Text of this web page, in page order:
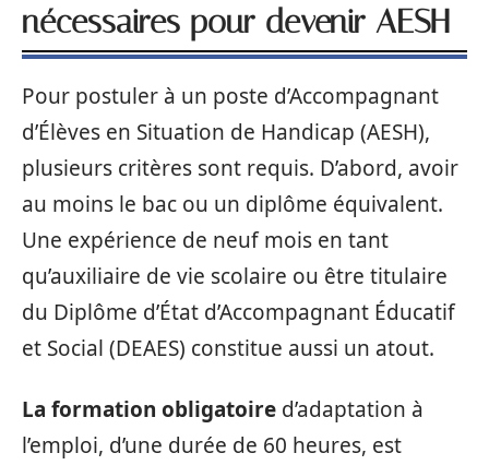
nécessaires pour devenir AESH
Pour postuler à un poste d’Accompagnant
d’Élèves en Situation de Handicap (AESH),
plusieurs critères sont requis. D’abord, avoir
au moins le bac ou un diplôme équivalent.
Une expérience de neuf mois en tant
qu’auxiliaire de vie scolaire ou être titulaire
du Diplôme d’État d’Accompagnant Éducatif
et Social (DEAES) constitue aussi un atout.
La formation obligatoire d’adaptation à
l’emploi, d’une durée de 60 heures, est